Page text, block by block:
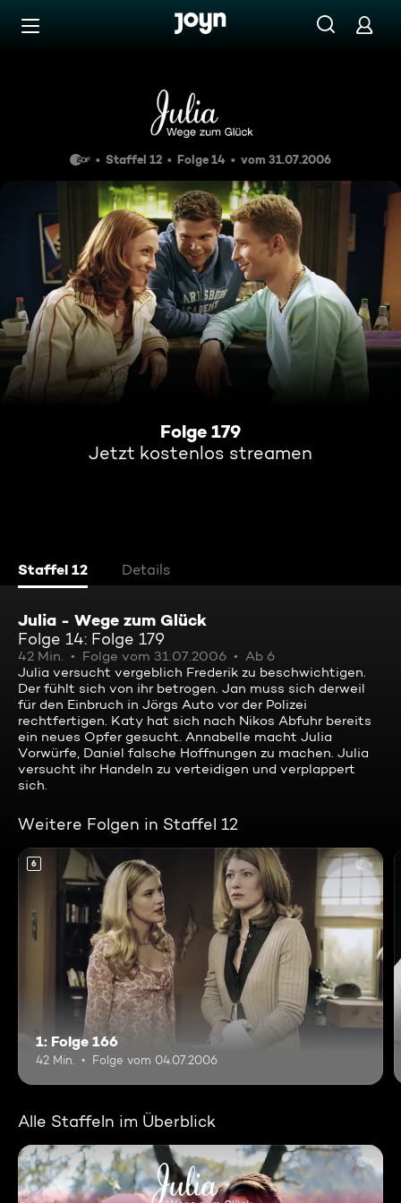
Zum Inhalt springen
Folge 179
Staffel 12 Folge 14 vom 31.07.2006
Folge 179
Jetzt kostenlos streamen
Staffel 12 Details
Julia - Wege zum Glück
Folge 14: Folge 179
42 Min. Folge vom 31.07.2006
Ab 6
Julia versucht vergeblich Frederik zu beschwichtigen.
Der fühlt sich von ihr betrogen. Jan muss sich derweil
für den Einbruch in Jörgs Auto vor der Polizei
rechtfertigen. Katy hat sich nach Nikos Abfuhr bereits
ein neues Opfer gesucht. Annabelle macht Julia
Vorwürfe, Daniel falsche Hoffnungen zu machen. Julia
versucht ihr Handeln zu verteidigen und verplappert
sich.
Weitere Folgen in Staffel 12
6
1: Folge 166
42 Min. Folge vom 04.07.2006
Alle Staffeln im Überblick